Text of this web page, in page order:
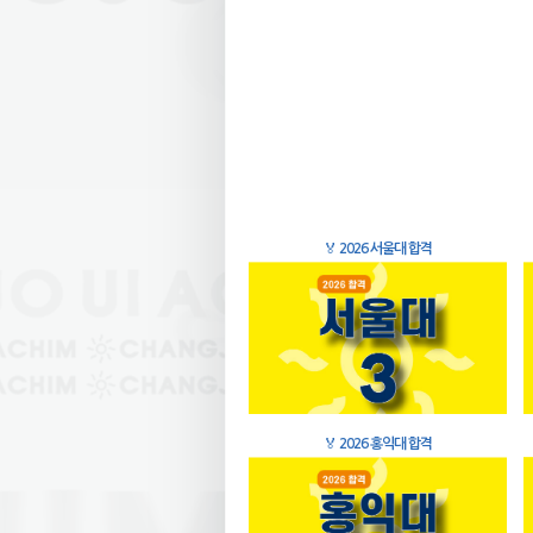
🏅 2026 서울대 합격
🏅 2026 홍익대 합격